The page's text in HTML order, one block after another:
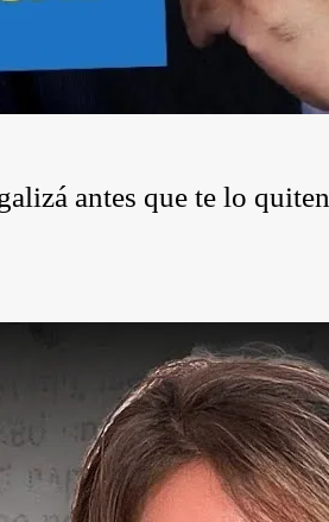
antes que te lo quiten